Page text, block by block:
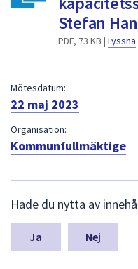
Stefan
PDF, 73 KB | Lyssna
Mötesdatum:
22 maj 2023
Organisation:
Kommunfullmäktige
ä
m
a
Hade du nytta av
Nej